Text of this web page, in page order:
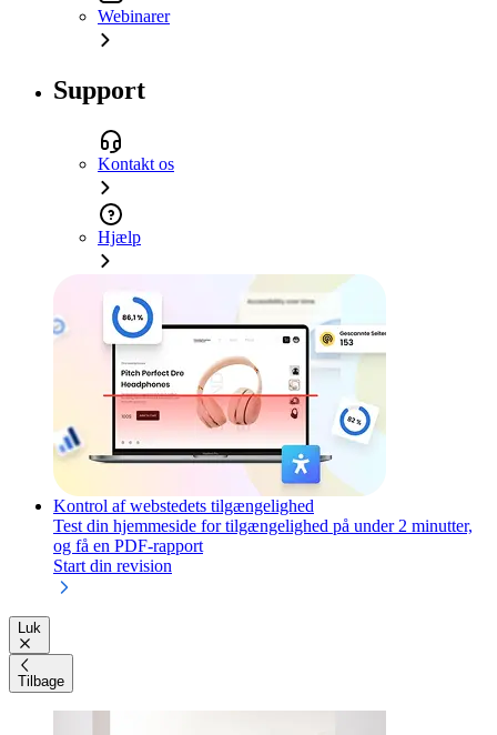
Webinarer
Support
Kontakt os
Hjælp
Kontrol af webstedets tilgængelighed
Test din hjemmeside for tilgængelighed på under 2 minutter,
og få en PDF-rapport
Start din revision
Luk
Tilbage